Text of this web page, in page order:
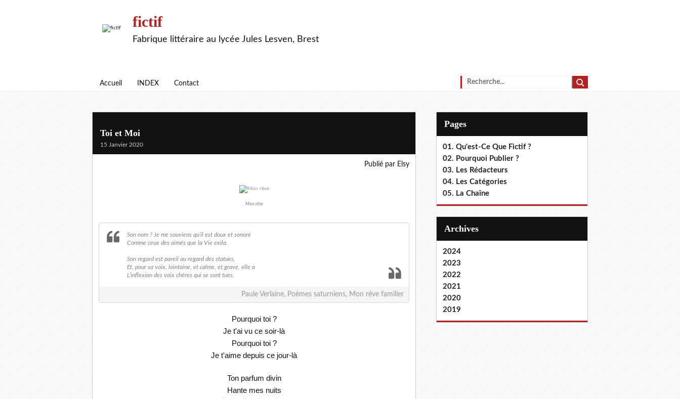
fictif
Fabrique littéraire au lycée Jules Lesven, Brest
Accueil INDEX Contact
Toi et Moi
15 Janvier 2020
Publié par Elsy
Mon rêve
Son nom ? Je me souviens qu’il est doux et sonore
Comme ceux des aimés que la Vie exila.
Son regard est pareil au regard des statues,
Et, pour sa voix, lointaine, et calme, et grave, elle a
L’inflexion des voix chères qui se sont tues.
Paule Verlaine, Poèmes saturniens, Mon rêve familier
Pourquoi toi ?
Je t'ai vu ce soir-là
Pourquoi toi ?
Je t'aime depuis ce jour-là
Ton parfum divin
Hante mes nuits
Pages
01. Qu'est-Ce Que Fictif ?
02. Pourquoi Publier ?
03. Les Rédacteurs
04. Les Catégories
05. La Chaîne
Archives
2024
2023
2022
2021
2020
2019